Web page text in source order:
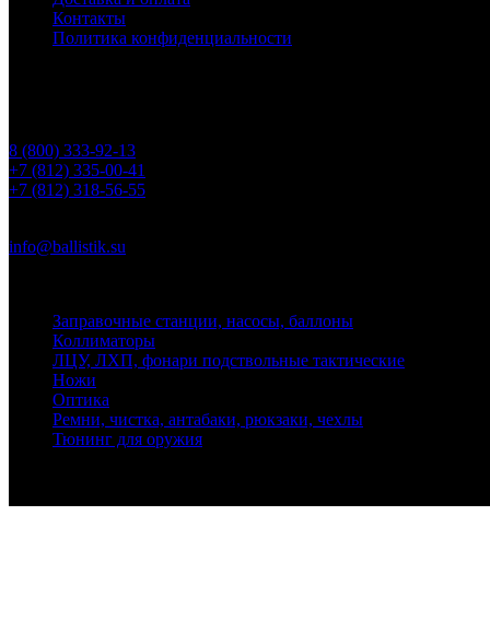
Контакты
Политика конфиденциальности
8 (800) 333-92-13
+7 (812) 335-00-41
+7 (812) 318-56-55
info@ballistik.su
Заправочные станции, насосы, баллоны
Коллиматоры
ЛЦУ, ЛХП, фонари подствольные тактические
Ножи
Оптика
Ремни, чистка, антабаки, рюкзаки, чехлы
Тюнинг для оружия